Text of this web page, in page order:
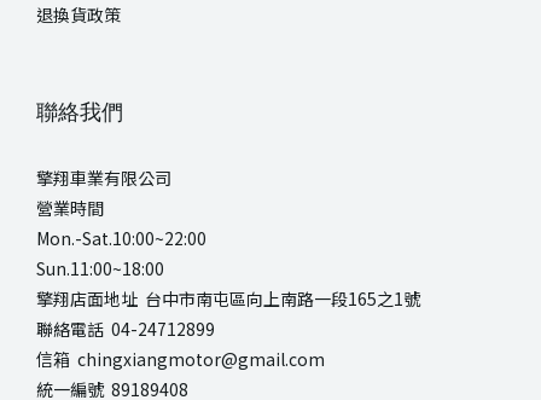
退換貨政策
聯絡我們
擎翔車業有限公司
營業時間
Mon.-Sat.10:00~22:00
Sun.11:00~18:00
擎翔店面地址 台中市南屯區向上南路一段165之1號
聯絡電話 04-24712899
信箱 chingxiangmotor@gmail.com
統一編號 89189408